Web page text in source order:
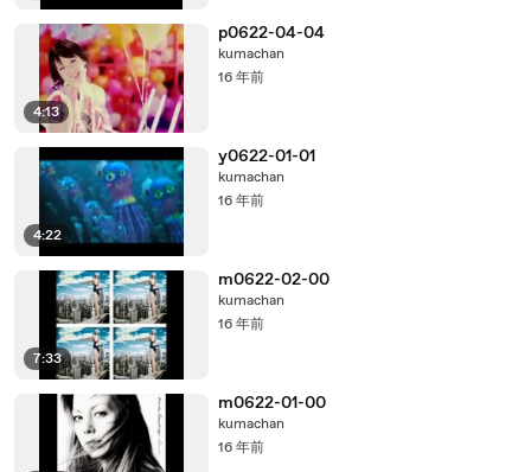
4:13
p0622-04-04
kumachan
16 年前
4:22
y0622-01-01
kumachan
16 年前
7:33
m0622-02-00
kumachan
16 年前
m0622-01-00
kumachan
16 年前